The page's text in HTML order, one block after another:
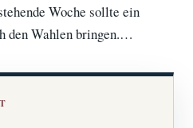
Woche sollte ein
den Wahlen bringen.…